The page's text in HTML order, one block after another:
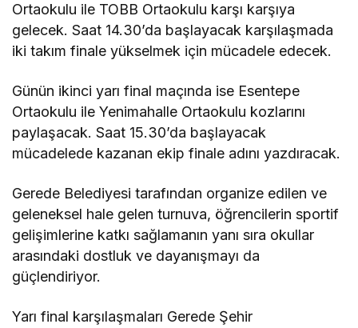
Ortaokulu ile TOBB Ortaokulu karşı karşıya
gelecek. Saat 14.30’da başlayacak karşılaşmada
iki takım finale yükselmek için mücadele edecek.
Günün ikinci yarı final maçında ise Esentepe
Ortaokulu ile Yenimahalle Ortaokulu kozlarını
paylaşacak. Saat 15.30’da başlayacak
mücadelede kazanan ekip finale adını yazdıracak.
Gerede Belediyesi tarafından organize edilen ve
geleneksel hale gelen turnuva, öğrencilerin sportif
gelişimlerine katkı sağlamanın yanı sıra okullar
arasındaki dostluk ve dayanışmayı da
güçlendiriyor.
Yarı final karşılaşmaları Gerede Şehir